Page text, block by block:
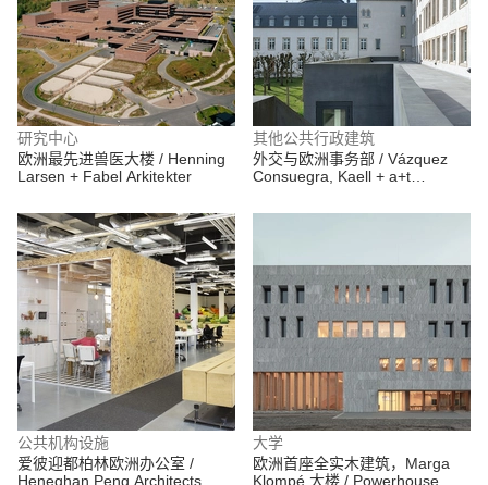
研究中心
欧洲最先进兽医大楼 / Henning
Larsen + Fabel Arkitekter
其他公共行政建筑
外交与欧洲事务部 / Vázquez
Consuegra, Kaell + a+t
公共机构设施
爱彼迎都柏林欧洲办公室 /
Heneghan Peng Architects
大学
欧洲首座全实木建筑，Marga
Klompé 大楼 / Powerhouse